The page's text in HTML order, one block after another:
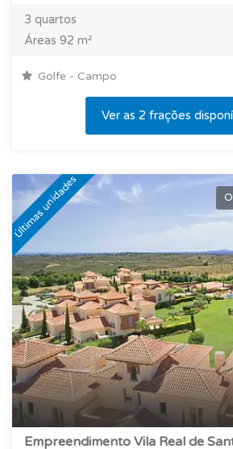
3 quartos
Áreas 92 m²
Golfe - Campo
Ver as 2 frações
Últimas unidades
Empreendimento Vila Real de